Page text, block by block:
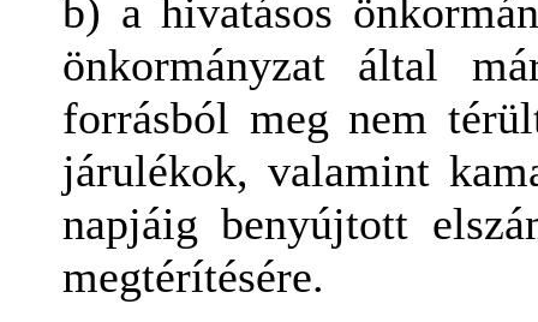
b) a hivatásos
önkormányzat által
forrásból meg nem
járulékok, valamint
napjáig benyújtott
megtérítésére.